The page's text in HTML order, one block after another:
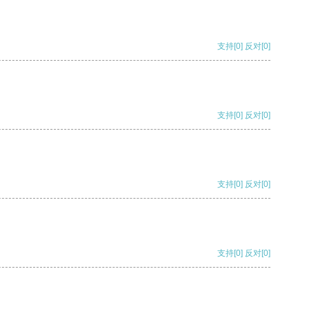
支持[0] 反对[0]
支持[0] 反对[0]
支持[0] 反对[0]
支持[0] 反对[0]